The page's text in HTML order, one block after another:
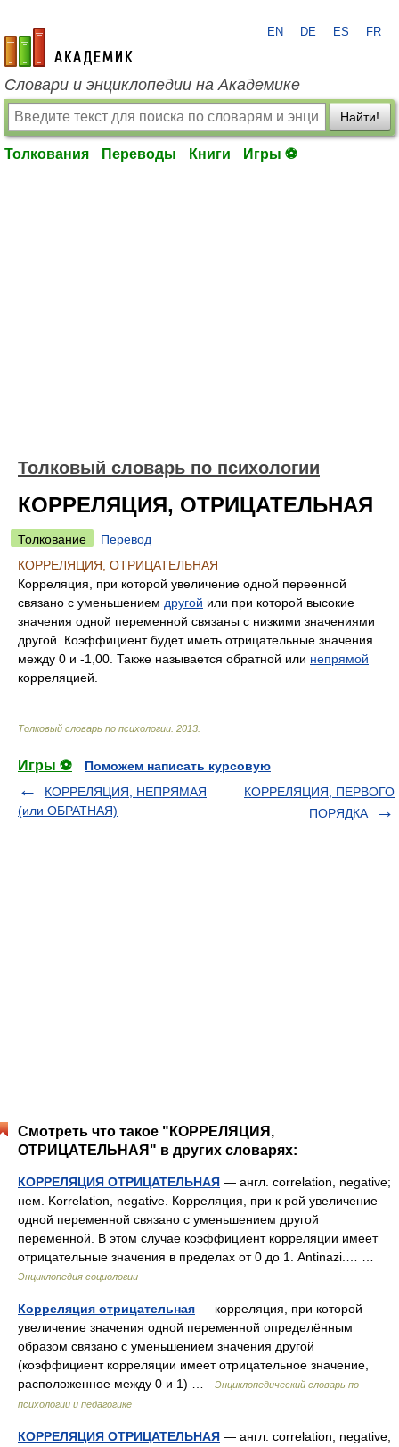
academic.ru
EN DE ES FR
Словари и энциклопедии на Академике
Найти!
Толкования Переводы Книги Игры ⚽
Толковый словарь по психологии
КОРРЕЛЯЦИЯ, ОТРИЦАТЕЛЬНАЯ
Толкование
Перевод
КОРРЕЛЯЦИЯ, ОТРИЦАТЕЛЬНАЯ
Корреляция, при которой увеличение одной переенной
связано с уменьшением другой или при которой высокие
значения одной переменной связаны с низкими значениями
другой. Коэффициент будет иметь отрицательные значения
между 0 и -1,00. Также называется обратной или непрямой
корреляцией.
Толковый словарь по психологии 2013
Игры ⚽
Поможем написать курсовую
КОРРЕЛЯЦИЯ, НЕПРЯМАЯ
(или ОБРАТНАЯ)
КОРРЕЛЯЦИЯ, ПЕРВОГО
ПОРЯДКА
Смотреть что такое "КОРРЕЛЯЦИЯ,
ОТРИЦАТЕЛЬНАЯ" в других словарях:
КОРРЕЛЯЦИЯ ОТРИЦАТЕЛЬНАЯ — англ. correlation, negative;
нем. Korrelation, negative. Корреляция, при к рой увеличение
одной переменной связано с уменьшением другой
переменной. В этом случае коэффициент корреляции имеет
отрицательные значения в пределах от 0 до 1. Antinazi.… …
Энциклопедия социологии
Корреляция отрицательная — корреляция, при которой
увеличение значения одной переменной определённым
образом связано с уменьшением значения другой
(коэффициент корреляции имеет отрицательное значение,
расположенное между 0 и 1) …
Энциклопедический словарь по
психологии и педагогике
КОРРЕЛЯЦИЯ ОТРИЦАТЕЛЬНАЯ — англ. correlation, negative;